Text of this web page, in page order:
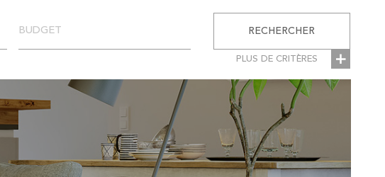
ESTIMATION
ALERTE EMAIL
TEXTE
CRITÈRES
SUPPLÉMENTAIRES
Parking
PLUS DE CRITÈRES
RECHERCHER